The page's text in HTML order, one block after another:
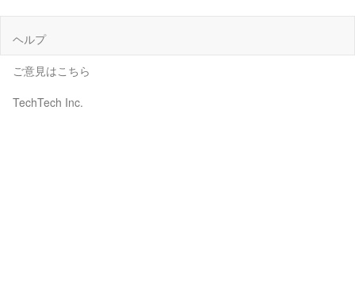
ヘルプ
ご意見はこちら
TechTech Inc.